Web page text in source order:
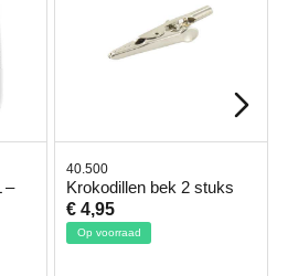
–
40.500
Krokodillen bek 2 stuks
€ 4,95
Op voorraad